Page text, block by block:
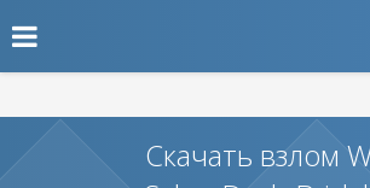
Скачать взлом